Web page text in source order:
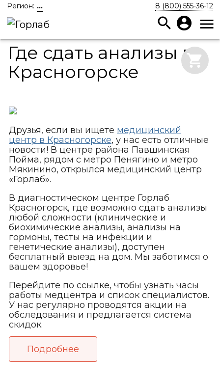
Регион: ... 8 (800) 555-36-12
search account_circle menu
shopping_cart
Где сдать анализы в
Красногорске
Друзья, если вы ищете медицинский
центр в Красногорске, у нас есть отличные
новости! В центре района Павшинская
Пойма, рядом с метро Пенягино и метро
Мякинино, открылся медицинский центр
«Горлаб».
В диагностическом центре Горлаб
Красногорск, где возможно сдать анализы
любой сложности (клинические и
биохимические анализы, анализы на
гормоны, тесты на инфекции и
генетические анализы), доступен
бесплатный выезд на дом. Мы заботимся о
вашем здоровье!
Перейдите по ссылке, чтобы узнать часы
работы медцентра и список специалистов.
У нас регулярно проводятся акции на
обследования и предлагается система
скидок.
Подробнее